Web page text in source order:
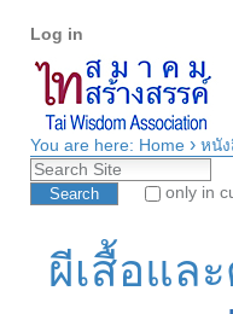
content.
Skip
to
navigation
tools
Log in
You are here: Home › หนัง
Search Site
only in
ผีเสื้อแล